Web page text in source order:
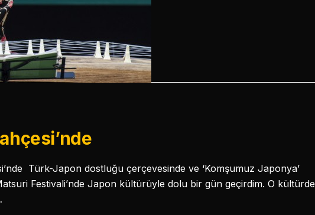
Türk-Japon dostluğu çerçevesinde ve ‘Komşumuz Japonya’
Festivali’nde Japon kültürüyle dolu bir gün geçirdim. O kültürde